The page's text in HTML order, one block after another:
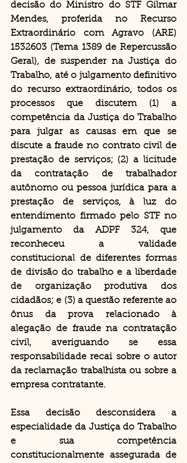
decisão do Ministro do STF Gilmar
Mendes, proferida no Recurso
Extraordinário com Agravo (ARE)
1532603 (Tema 1389 de Repercussão
Geral), de suspender na Justiça do
Trabalho, até o julgamento definitivo
do recurso extraordinário, todos os
processos que discutem (1) a
competência da Justiça do Trabalho
para julgar as causas em que se
discute a fraude no contrato civil de
prestação de serviços; (2) a licitude
da contratação de trabalhador
autônomo ou pessoa jurídica para a
prestação de serviços, à luz do
entendimento firmado pelo STF no
julgamento da ADPF 324, que
reconheceu a validade
constitucional de diferentes formas
de divisão do trabalho e a liberdade
de organização produtiva dos
cidadãos; e (3) a questão referente ao
ônus da prova relacionado à
alegação de fraude na contratação
civil, averiguando se essa
responsabilidade recai sobre o autor
da reclamação trabalhista ou sobre a
empresa contratante.
Essa decisão desconsidera a
especialidade da Justiça do Trabalho
e sua competência
constitucionalmente assegurada de